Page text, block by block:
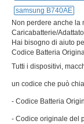
samsung B740AE
Non perdere anche la
Caricabatterie/
Hai bisogno di aiuto
Codice Batteria
Tutti i dispositivi,
un codice che può
- Codice Batteria
- Codice originale del